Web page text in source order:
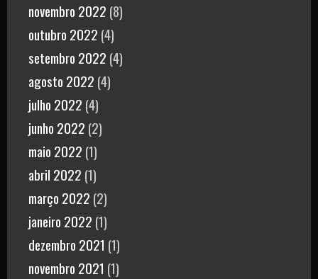
novembro 2022 (8)
outubro 2022 (4)
setembro 2022 (4)
agosto 2022 (4)
julho 2022 (4)
junho 2022 (2)
maio 2022 (1)
abril 2022 (1)
março 2022 (2)
janeiro 2022 (1)
dezembro 2021 (1)
novembro 2021 (1)